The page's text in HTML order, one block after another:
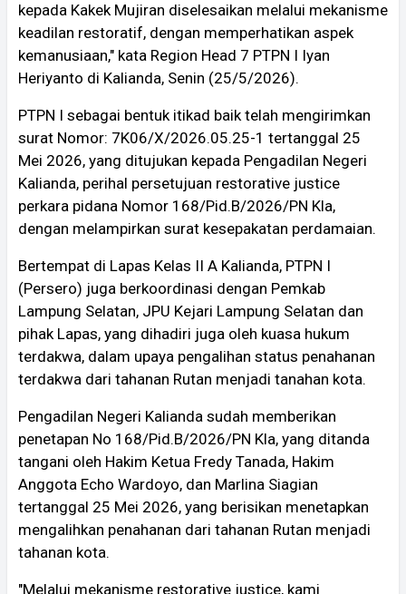
kepada Kakek Mujiran diselesaikan melalui mekanisme
keadilan restoratif, dengan memperhatikan aspek
kemanusiaan," kata Region Head 7 PTPN I Iyan
Heriyanto di Kalianda, Senin (25/5/2026).
PTPN I sebagai bentuk itikad baik telah mengirimkan
surat Nomor: 7K06/X/2026.05.25-1 tertanggal 25
Mei 2026, yang ditujukan kepada Pengadilan Negeri
Kalianda, perihal persetujuan restorative justice
perkara pidana Nomor 168/Pid.B/2026/PN Kla,
dengan melampirkan surat kesepakatan perdamaian.
Bertempat di Lapas Kelas II A Kalianda, PTPN I
(Persero) juga berkoordinasi dengan Pemkab
Lampung Selatan, JPU Kejari Lampung Selatan dan
pihak Lapas, yang dihadiri juga oleh kuasa hukum
terdakwa, dalam upaya pengalihan status penahanan
terdakwa dari tahanan Rutan menjadi tanahan kota.
Pengadilan Negeri Kalianda sudah memberikan
penetapan No 168/Pid.B/2026/PN Kla, yang ditanda
tangani oleh Hakim Ketua Fredy Tanada, Hakim
Anggota Echo Wardoyo, dan Marlina Siagian
tertanggal 25 Mei 2026, yang berisikan menetapkan
mengalihkan penahanan dari tahanan Rutan menjadi
tahanan kota.
"Melalui mekanisme restorative justice, kami